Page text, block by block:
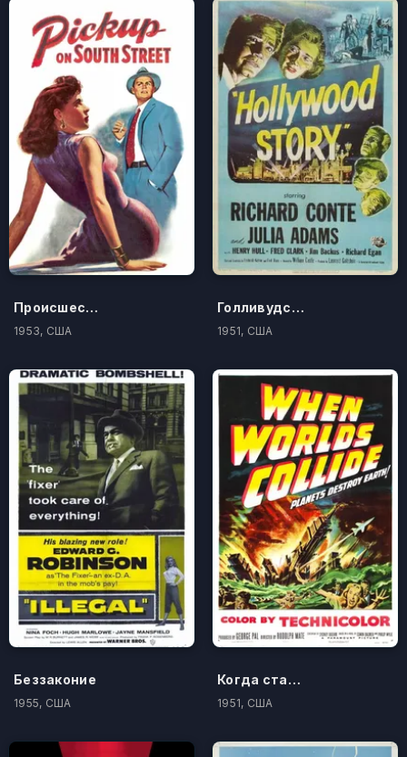
Происшествие на Саут-Стрит
1953, США
Голливудская история
1951, США
Беззаконие
1955, США
Когда сталкиваются миры
1951, США